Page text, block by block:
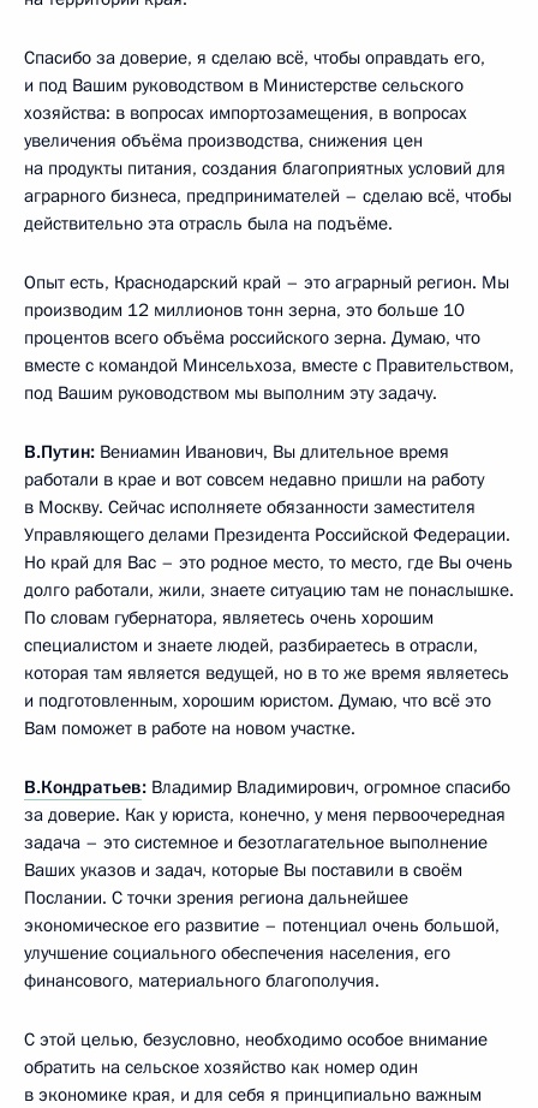
Спасибо за доверие, я сделаю всё, чтобы оправдать его,
и под Вашим руководством в Министерстве сельского
хозяйства: в вопросах импортозамещения, в вопросах
увеличения объёма производства, снижения цен
на продукты питания, создания благоприятных условий для
аграрного бизнеса, предпринимателей – сделаю всё, чтобы
действительно эта отрасль была на подъёме.
Опыт есть, Краснодарский край – это аграрный регион. Мы
производим 12 миллионов тонн зерна, это больше 10
процентов всего объёма российского зерна. Думаю, что
вместе с командой Минсельхоза, вместе с Правительством,
под Вашим руководством мы выполним эту задачу.
В.Путин: Вениамин Иванович, Вы длительное время
работали в крае и вот совсем недавно пришли на работу
в Москву. Сейчас исполняете обязанности заместителя
Управляющего делами Президента Российской Федерации.
Но край для Вас – это родное место, то место, где Вы очень
долго работали, жили, знаете ситуацию там не понаслышке.
По словам губернатора, являетесь очень хорошим
специалистом и знаете людей, разбираетесь в отрасли,
которая там является ведущей, но в то же время являетесь
и подготовленным, хорошим юристом. Думаю, что всё это
Вам поможет в работе на новом участке.
В.Кондратьев: Владимир Владимирович, огромное спасибо
за доверие. Как у юриста, конечно, у меня первоочередная
задача – это системное и безотлагательное выполнение
Ваших указов и задач, которые Вы поставили в своём
Послании. С точки зрения региона дальнейшее
экономическое его развитие – потенциал очень большой,
улучшение социального обеспечения населения, его
финансового, материального благополучия.
С этой целью, безусловно, необходимо особое внимание
обратить на сельское хозяйство как номер один
в экономике края, и для себя я принципиально важным